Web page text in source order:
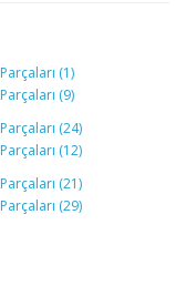
(1)
(9)
(24)
(12)
(21)
(29)